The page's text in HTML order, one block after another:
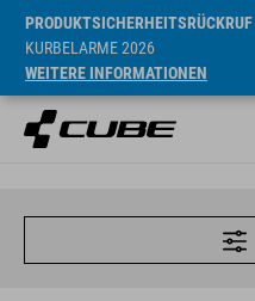
PRODUKTSICHERHEITSRÜCKRUF
KURBELARME 2026
WEITERE INFORMATIONEN